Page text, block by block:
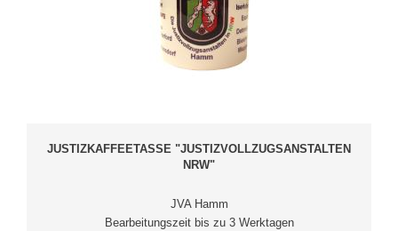
JUSTIZKAFFEETASSE "JUSTIZVOLLZUGSANSTALTEN
NRW"
JVA Hamm
Bearbeitungszeit bis zu 3 Werktagen